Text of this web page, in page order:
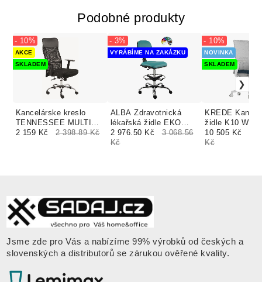
Podobné produkty
Kancelárske kreslo
TENNESSEE MULTI
MEDEA čierne
AKCE
SKLADEM
- 10%
2 159 Kč 2 398.89 Kč
ALBA Zdravotnická
lékařská židle EKO
čalounění FILL,
SUEDINE
VYRÁBÍME NA ZAKÁZKU
- 3%
2 976.50 Kč
3 068.56
Kč
KREDE
židle K10
NOVINKA
SKLADEM
- 10%
10 505 Kč
Kč
Jsme zde pro Vás a nabízíme 99% výrobků od českých a
slovenských a distributorů se zárukou ověřené kvality.